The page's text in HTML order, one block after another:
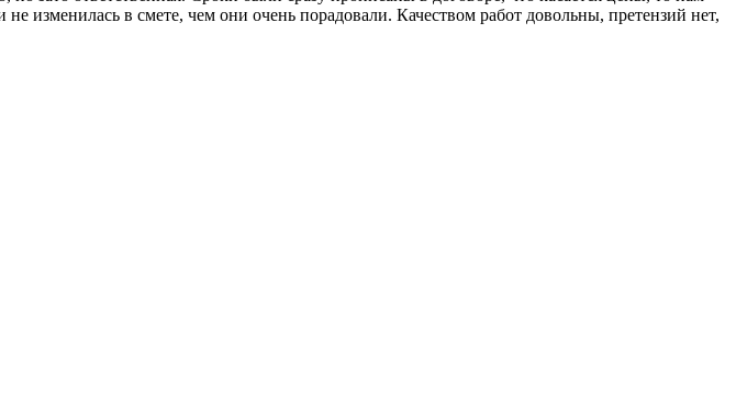
изменилась в смете, чем они очень порадовали. Качеством работ довольны, претензий нет,